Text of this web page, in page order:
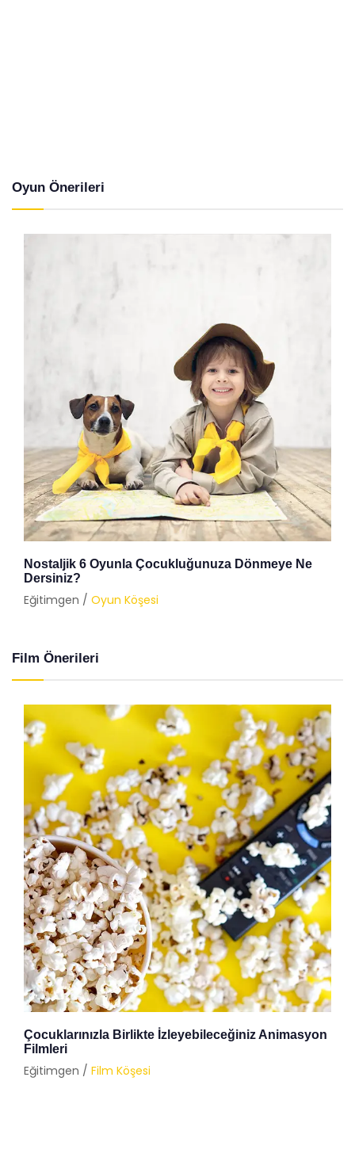
Oyun Önerileri
Nostaljik 6 Oyunla Çocukluğunuza Dönmeye Ne
Dersiniz?
Eğitimgen / Oyun Köşesi
Film Önerileri
Çocuklarınızla Birlikte İzleyebileceğiniz Animasyon
Filmleri
Eğitimgen / Film Köşesi